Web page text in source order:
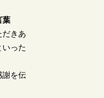
葉
だきあ
いった
謝を伝